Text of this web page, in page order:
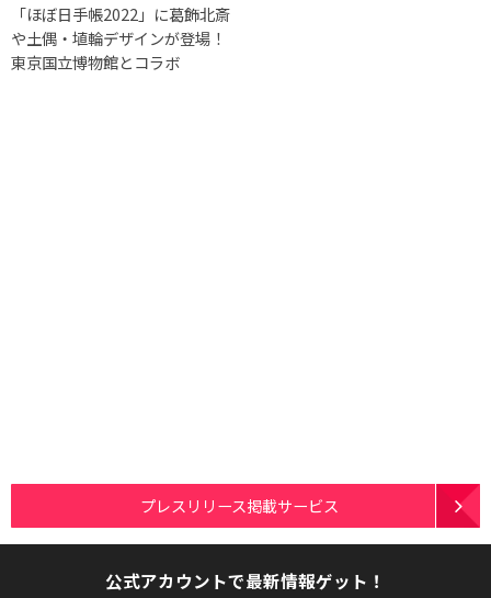
「ほぼ日手帳2022」に葛飾北斎
や土偶・埴輪デザインが登場！
東京国立博物館とコラボ
プレスリリース掲載サービス
公式アカウントで最新情報ゲット！